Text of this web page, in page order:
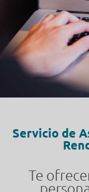
Servicio de
Te